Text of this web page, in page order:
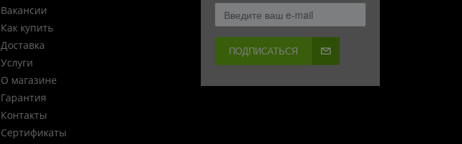
Вакансии
Как купить
Доставка
Услуги
О магазине
Гарантия
Контакты
Сертификаты
ПОДПИСАТЬСЯ